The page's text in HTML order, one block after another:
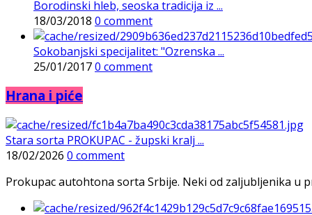
Borodinski hleb, seoska tradicija iz ...
18/03/2018 0 comment
Sokobanjski specijalitet: "Ozrenska ...
25/01/20170 comment
Hrana i piće
Stara sorta PROKUPAC - župski kralj ...
18/02/2026 0 comment
Prokupac autohtona sorta Srbije. Neki od zaljubljenika u